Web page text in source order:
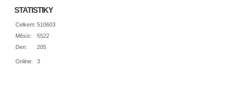
STATISTIKY
Online: 3
Celkem: 510603
Měsíc:
5522
Den:
205